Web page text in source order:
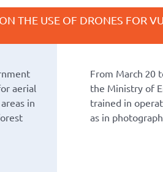
THE USE OF DRONES FOR
aerial
in
From March 20
the Ministry of
trained in
as in